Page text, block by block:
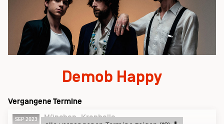
Demob Happy
Vergangene Termine
SEP 2023 München Kranhalle